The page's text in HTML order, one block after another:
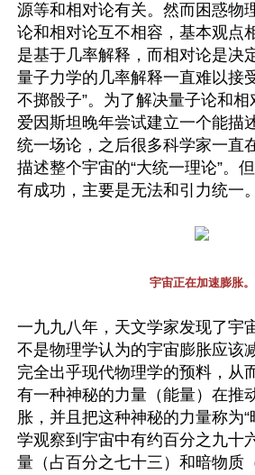
源等和相对论有关。然而困惑物
论和相对论互不相容，基本观点
是基于几率解释，而相对论是决
量子力学的几率解释一直难以接
不掷骰子”。为了解决量子论和相
爱因斯坦晚年尝试建立一个能描
统一场论，之后很多科学家一直
描述整个宇宙的“大统一理论”。
有成功，主要是无法和引力统一。
宇宙正在加速膨胀。
一九九八年，天文学家发现了宇
不是物理学认为的宇宙膨胀应该
完全出乎现代物理学的预料，从
有一种神秘的力量（能量）在推
胀，并且把这种神秘的力量称为“
学观察到宇宙中有约百分之九十
量（占百分之七十三）和暗物质